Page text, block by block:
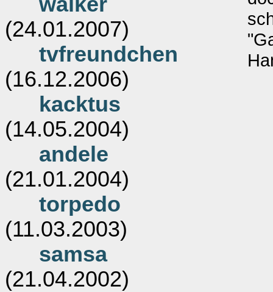
(24.01.2007)
tvfreundchen
(16.12.2006)
kacktus
(14.05.2004)
andele
(21.01.2004)
torpedo
(11.03.2003)
samsa
(21.04.2002)